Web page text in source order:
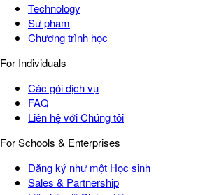
Technology
Sư phạm
Chương trình học
For Individuals
Các gói dịch vụ
FAQ
Liên hệ với Chúng tôi
For Schools & Enterprises
Đăng ký như một Học sinh
Sales & Partnership